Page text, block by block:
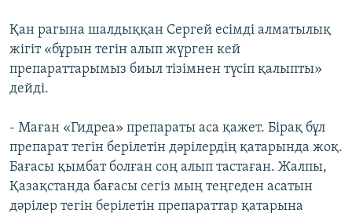
Қан рагына шалдыққан Сергей есімді алматылық
жігіт «бұрын тегін алып жүрген кей
препараттарымыз биыл тізімнен түсіп қалыпты»
дейді.
- Маған «Гидреа» препараты аса қажет. Бірақ бұл
препарат тегін берілетін дәрілердің қатарында жоқ.
Бағасы қымбат болған соң алып тастаған. Жалпы,
Қазақстанда бағасы сегіз мың теңгеден асатын
дәрілер тегін берілетін препараттар қатарына